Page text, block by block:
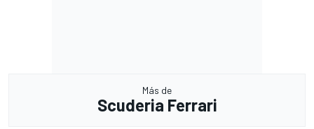
Más de
Scuderia Ferrari